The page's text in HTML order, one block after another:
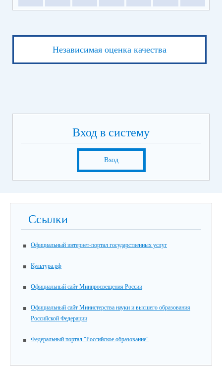
Независимая оценка качества
Вход в систему
Вход
Ссылки
Официальный интернет-портал государственных услуг
Культура.рф
Официальный сайт Минпросвещения России
Официальный сайт Министерства науки и высшего образования
Российской Федерации
Федеральный портал "Российское образование"